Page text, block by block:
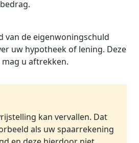
van de eigenwoningschuld
uw hypotheek of lening. Deze
u aftrekken.
kan vervallen. Dat
als uw spaarrekening